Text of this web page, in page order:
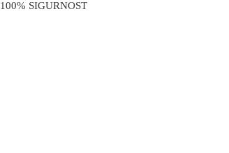
100% SIGURNOST